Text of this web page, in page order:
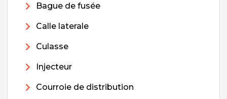
Bague de fusée
Calle laterale
Culasse
Injecteur
Courroie de distribution